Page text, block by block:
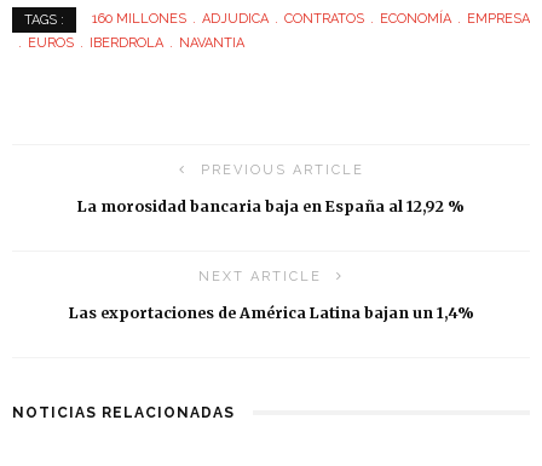
TAGS : 160 MILLONES ADJUDICA CONTRATOS ECONOMÍA
EMPRESA
EUROS
IBERDROLA NAVANTIA
PREVIOUS ARTICLE
La morosidad bancaria baja en España al 12,92 %
NEXT ARTICLE
Las exportaciones de América Latina bajan un 1,4%
NOTICIAS RELACIONADAS